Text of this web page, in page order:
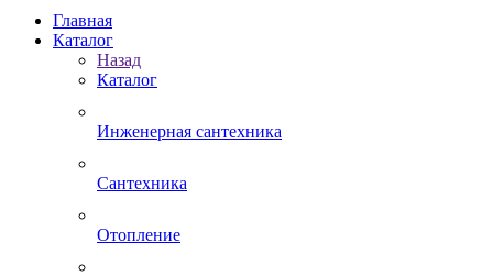
Главная
Каталог
Назад
Каталог
Инженерная сантехника
Сантехника
Отопление